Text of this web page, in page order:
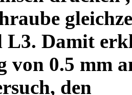
Damit
von 0.5 mm
den